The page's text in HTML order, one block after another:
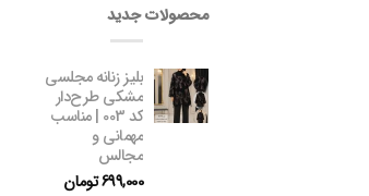
محصولات جدید
بلیز زنانه مجلسی
مشکی طرح‌دار
کد 003 | مناسب
مهمانی و
مجالس
699,000تومان